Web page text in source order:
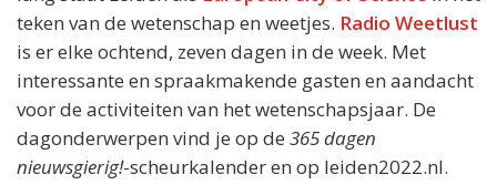
teken van de wetenschap en weetjes. Radio Weetlust
is er elke ochtend, zeven dagen in de week. Met
interessante en spraakmakende gasten en aandacht
voor de activiteiten van het wetenschapsjaar. De
dagonderwerpen vind je op de 365 dagen
nieuwsgierig!-scheurkalender en op leiden2022.nl.